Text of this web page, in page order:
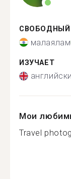
СВОБОДНЫЙ
малаялам
ИЗУЧАЕТ
Мои
Travel